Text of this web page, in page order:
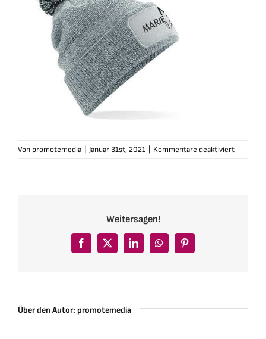
Von promotemedia Januar 31st, 2021 Kommentare deaktiviertfür
Weitersagen!
Facebook
X LinkedInWhatsAppPinterest
Über den Autor: promotemedia